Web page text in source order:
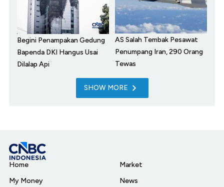
Begini Penampakan Gedung
Bapenda DKI Hangus Usai
Dilalap Api
AS Salah Tembak Pesawat
Penumpang Iran, 290 Orang
Tewas
SHOW MORE
Home
My Money
Market
News